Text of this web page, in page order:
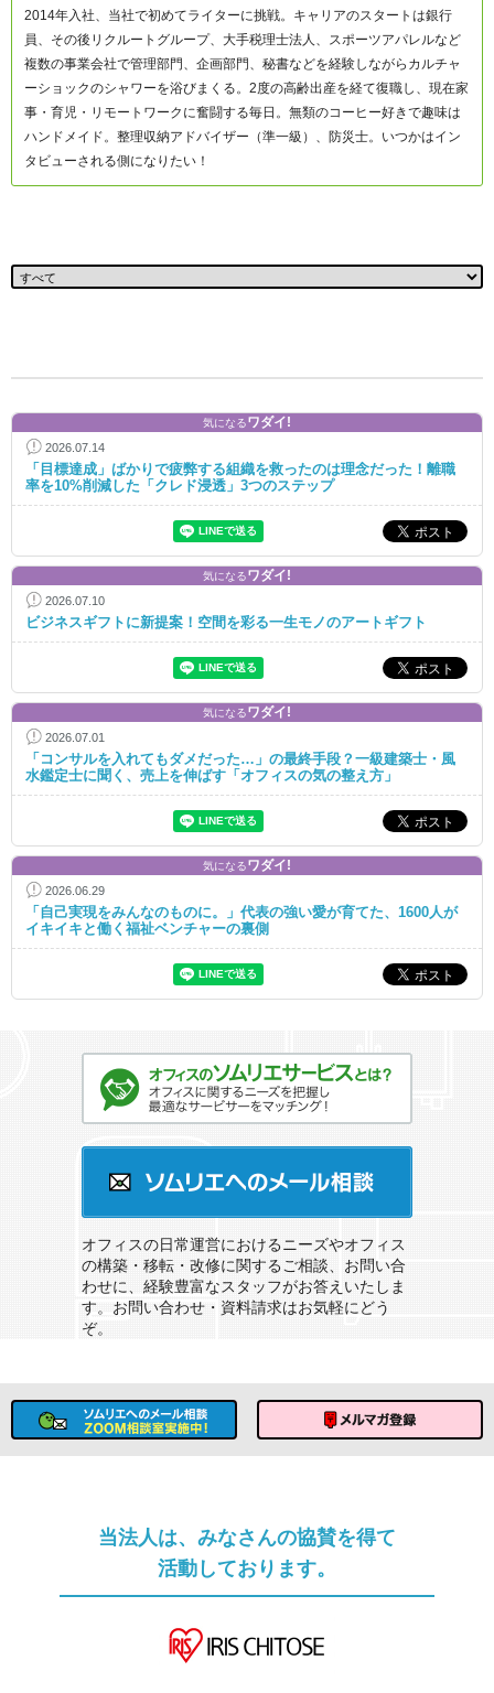
2014年入社、当社で初めてライターに挑戦。キャリアのスタートは銀行
員、その後リクルートグループ、大手税理士法人、スポーツアパレルなど
複数の事業会社で管理部門、企画部門、秘書などを経験しながらカルチャ
ーショックのシャワーを浴びまくる。2度の高齢出産を経て復職し、現在家
事・育児・リモートワークに奮闘する毎日。無類のコーヒー好きで趣味は
ハンドメイド。整理収納アドバイザー（準一級）、防災士。いつかはイン
タビューされる側になりたい！
気になるワダイ!
2026.07.14
「目標達成」ばかりで疲弊する組織を救ったのは理念だった！離職
率を10%削減した「クレド浸透」3つのステップ
気になるワダイ!
2026.07.10
ビジネスギフトに新提案！空間を彩る一生モノのアートギフト
気になるワダイ!
2026.07.01
「コンサルを入れてもダメだった…」の最終手段？一級建築士・風
水鑑定士に聞く、売上を伸ばす「オフィスの気の整え方」
気になるワダイ!
2026.06.29
「自己実現をみんなのものに。」代表の強い愛が育てた、1600人が
イキイキと働く福祉ベンチャーの裏側
オフィスの日常運営におけるニーズやオフィス
の構築・移転・改修に関するご相談、お問い合
わせに、経験豊富なスタッフがお答えいたしま
す。お問い合わせ・資料請求はお気軽にどう
ぞ。
当法人は、みなさんの協賛を得て
活動しております。